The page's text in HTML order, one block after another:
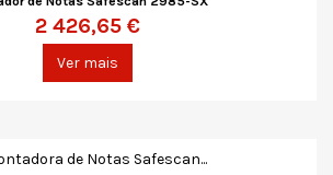
2 426,65 €
Ver mais